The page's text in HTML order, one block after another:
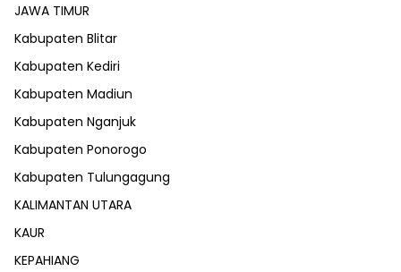
JAWA TIMUR
Kabupaten Blitar
Kabupaten Kediri
Kabupaten Madiun
Kabupaten Nganjuk
Kabupaten Ponorogo
Kabupaten Tulungagung
KALIMANTAN UTARA
KAUR
KEPAHIANG